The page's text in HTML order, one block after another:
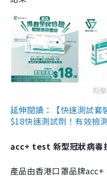
點
延伸閱讀：【快速測試
$18快速測試劑！有效檢
acc+ test 新型冠狀病毒
產品由香港口罩品牌